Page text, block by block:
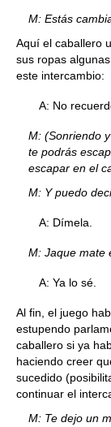
M: Estás
Aquí el caballero
sus ropas
este intercambio:
A: No
M: (Sonriendo
te podrás
escapar en el
M: Y puedo
A: Dímela.
M: Jaque mate
A: Ya lo sé.
Al fin, el juego
estupendo
caballero si ya
haciendo creer
sucedido
continuar el
M: Te dejo un